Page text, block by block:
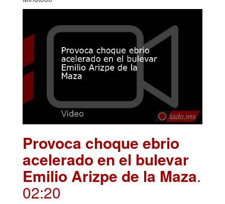
Provoca choque ebrio
acelerado en el bulevar
Emilio Arizpe de la Maza.
02:20